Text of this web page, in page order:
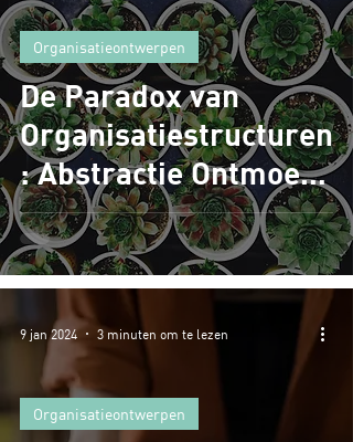
De Paradox van
Organisatiestructuren
: Abstractie Ontmoet
Praktijk
Organisatieontwerpen
Organisatieontwerpen
9 jan 2024 3 minuten om te lezen